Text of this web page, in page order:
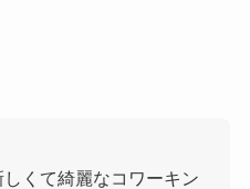
くて綺麗なコワーキン